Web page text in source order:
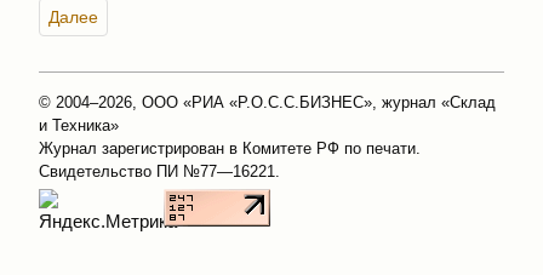
Далее
© 2004–2026, ООО «РИА «Р.О.С.С.БИЗНЕС», журнал «Склад
и Техника»
Журнал зарегистрирован в Комитете РФ по печати.
Свидетельство ПИ №77—16221.